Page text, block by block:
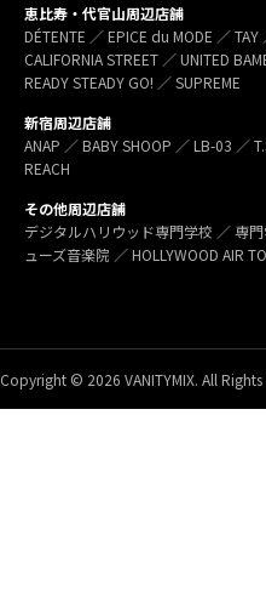
恵比寿・代官山周辺店舗
DÉTENTE ／ EPICE du MODE ／
CALIFORNIA STREET ／ UNITED
READY STEADY GO! ／ SUPREME
新宿周辺店舗
ANAP ／ BABY SHOOP ／ LB-03 ／
REACH
その他周辺店舗
デジタルハリウッド専門学校 ／ 専
ューズ音楽院 ／ HOLLYWOOD AIR
Copyright © 2026 VANITYMIX. All Rights